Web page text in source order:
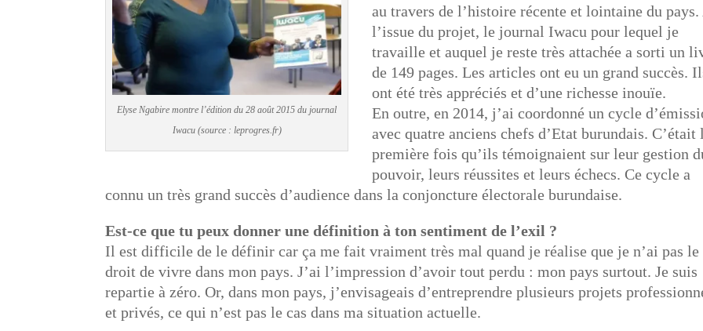
Elyse Ngabire montre l’édition du 28 août 2015 du journal
Iwacu (source : leprogres.fr)
au travers de l’histoire récente et lointaine du pays.
l’issue du projet, le journal Iwacu pour lequel je
travaille et auquel je reste très attachée a sorti un
de 149 pages. Les articles ont eu un grand succès.
ont été très appréciés et d’une richesse inouïe.
En outre, en 2014, j’ai coordonné un cycle
avec quatre anciens chefs d’Etat burundais. C’était
première fois qu’ils témoignaient sur leur gestion
pouvoir, leurs réussites et leurs échecs. Ce cycle a
connu un très grand succès d’audience dans la conjoncture électorale burundaise.
Est-ce que tu peux donner une définition à ton sentiment de l’exil ?
Il est difficile de le définir car ça me fait vraiment très mal quand je réalise que je n’ai pas le
droit de vivre dans mon pays. J’ai l’impression d’avoir tout perdu : mon pays surtout. Je suis
repartie à zéro. Or, dans mon pays, j’envisageais d’entreprendre plusieurs projets
et privés, ce qui n’est pas le cas dans ma situation actuelle.